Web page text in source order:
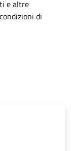
e altre
di